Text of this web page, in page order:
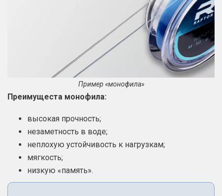
Пример «монофила»
Преимущеста монофила:
высокая прочность;
незаметность в воде;
неплохую устойчивость к нагрузкам;
мягкость;
низкую «память».